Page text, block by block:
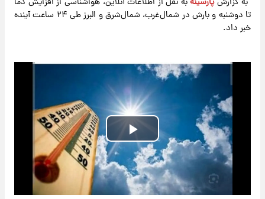
تا دوشنبه و بارش در شمال‌غرب، شمال‌شرق و البرز طی ۲۴ ساعت آینده
خبر داد.
Play
Video